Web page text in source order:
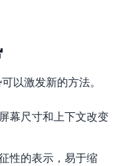
以激发新的方法。
幕尺寸和上下文改变
性的表示，易于缩